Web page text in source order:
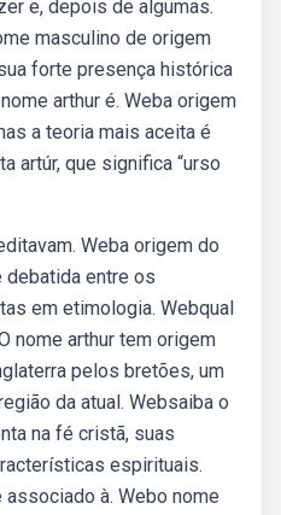
e, depois de algumas.
masculino de origem
forte presença histórica
arthur é. Weba origem
a teoria mais aceita é
artúr, que significa “urso
Weba origem do
debatida entre os
em etimologia. Webqual
nome arthur tem origem
pelos bretões, um
da atual. Websaiba o
na fé cristã, suas
espirituais.
à. Webo nome